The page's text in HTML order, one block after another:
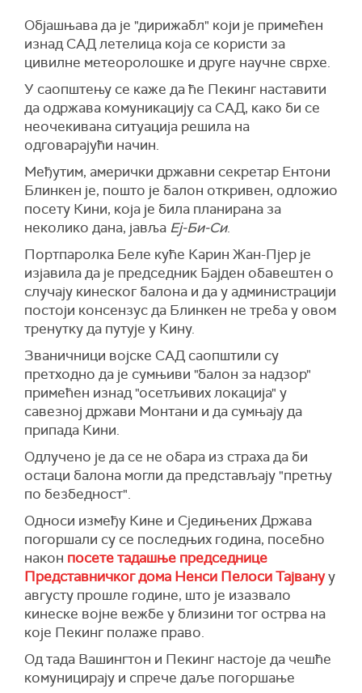
Објашњава да је "дирижабл" који је примећен
изнад САД летелица која се користи за
цивилне метеоролошке и друге научне сврхе.
У саопштењу се каже да ће Пекинг наставити
да одржава комуникацију са САД, како би се
неочекивана ситуација решила на
одговарајући начин.
Међутим, амерички државни секретар Ентони
Блинкен је, пошто је балон откривен, одложио
посету Кини, која је била планирана за
неколико дана, јавља Еј-Би-Си.
Портпаролка Беле куће Карин Жан-Пјер је
изјавила да je председник Бајден обавештен о
случају кинеског балона и да у администрацији
постоји консензус да Блинкен не треба у овом
тренутку да путује у Кину.
Званичници војске САД саопштили су
претходно да је сумњиви "балон за надзор"
примећен изнад "осетљивих локација" у
савезној држави Монтани и да сумњају да
припада Кини.
Одлучено је да се не обара из страха да би
остаци балона могли да представљају "претњу
по безбедност".
Односи између Кине и Сједињених Држава
погоршали су се последњих година, посебно
након посете тадашње председнице
Представничког дома Ненси Пелоси Тајвануу
августу прошле године, што је изазвало
кинеске војне вежбе у близини тог острва на
које Пекинг полаже право.
Од тада Вашингтон и Пекинг настоје да чешће
комуницирају и спрече даље погоршање